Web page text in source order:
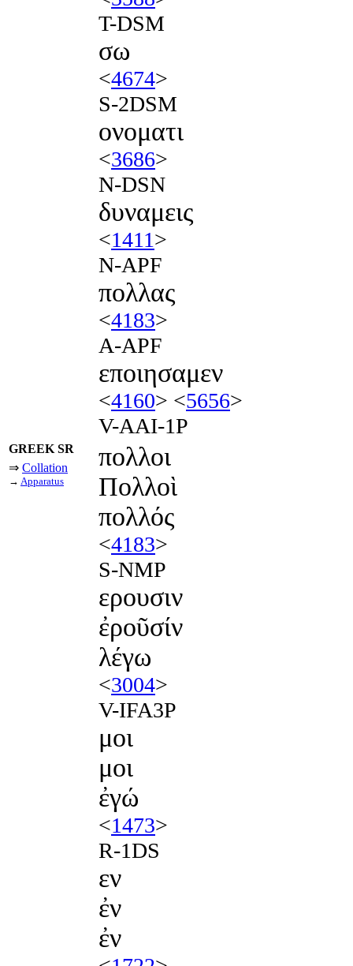
T-DSM
σω
<4674>
S-2DSM
ονοματι
<3686>
N-DSN
δυναμεις
<1411>
N-APF
πολλας
<4183>
A-APF
εποιησαμεν
<4160> <5656>
V-AAI-1P
GREEK SR
⇒ Collation
→ Apparatus
πολλοι
Πολλοὶ
πολλός
<4183>
S-NMP
ερουσιν
ἐροῦσίν
λέγω
<3004>
V-IFA3P
μοι
μοι
ἐγώ
<1473>
R-1DS
εν
ἐν
ἐν